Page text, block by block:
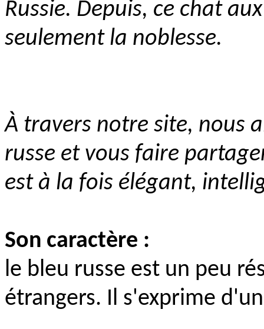
Russie. Depuis, ce chat
seulement la noblesse.
À travers notre site, nous
russe et vous faire
est à la fois élégant,
Son caractère :
le bleu russe est un peu
étrangers. Il s'exprime